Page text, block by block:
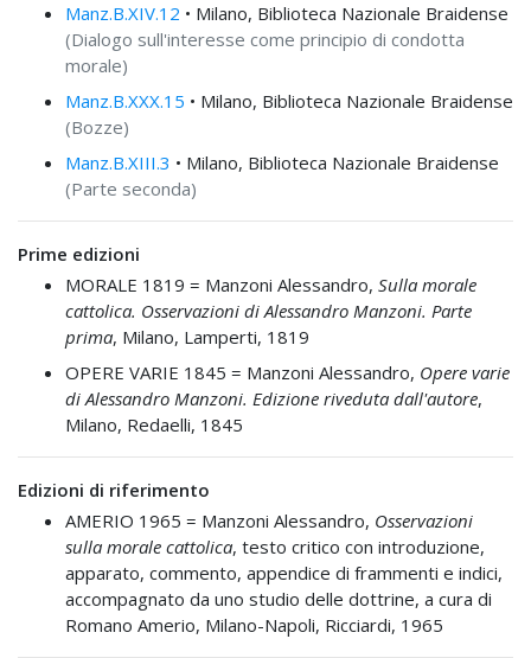
Manz.B.XIV.12 • Milano, Biblioteca Nazionale Braidense
(Dialogo sull'interesse come principio di condotta
morale)
Manz.B.XXX.15 • Milano, Biblioteca Nazionale Braidense
(Bozze)
Manz.B.XIII.3 • Milano, Biblioteca Nazionale Braidense
(Parte seconda)
Prime edizioni
MORALE 1819 = Manzoni Alessandro, Sulla morale
cattolica. Osservazioni di Alessandro Manzoni. Parte
prima, Milano, Lamperti, 1819
OPERE VARIE 1845 = Manzoni Alessandro, Opere varie
di Alessandro Manzoni. Edizione riveduta dall'autore,
Milano, Redaelli, 1845
Edizioni di riferimento
AMERIO 1965 = Manzoni Alessandro, Osservazioni
sulla morale cattolica, testo critico con introduzione,
apparato, commento, appendice di frammenti e indici,
accompagnato da uno studio delle dottrine, a cura di
Romano Amerio, Milano-Napoli, Ricciardi, 1965